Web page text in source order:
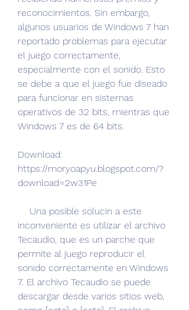
reconocimientos. Sin embargo,
algunos usuarios de Windows 7 han
reportado problemas para ejecutar
el juego correctamente,
especialmente con el sonido. Esto
se debe a que el juego fue diseado
para funcionar en sistemas
operativos de 32 bits, mientras que
Windows 7 es de 64 bits.
Download:
https://moryoapyu.blogspot.com/?
download=2w31Pe
inconveniente es utilizar el archivo
Tecaudio, que es un parche que
permite al juego reproducir el
sonido correctamente en Windows
7. El archivo Tecaudio se puede
descargar desde varios sitios web,